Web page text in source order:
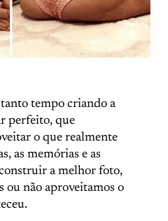
tempo criando a
perfeito, que
o que realmente
as memórias e as
a melhor foto,
ou não aproveitamos o